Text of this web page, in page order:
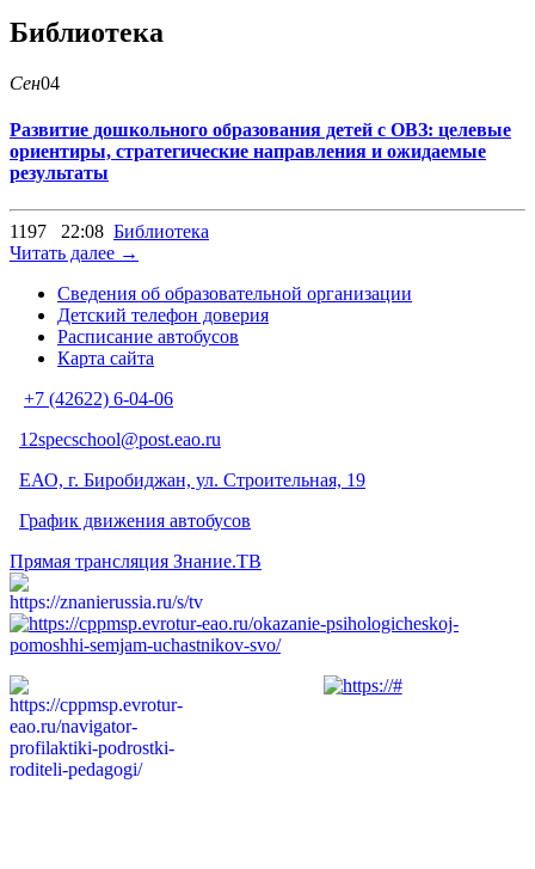
Библиотека
Сен04
Развитие дошкольного образования детей с ОВЗ: целевые
ориентиры, стратегические направления и ожидаемые
результаты
1197 22:08 Библиотека
Читать далее →
Сведения об образовательной организации
Детский телефон доверия
Расписание автобусов
Карта сайта
+7 (42622) 6-04-06
12specschool@post.eao.ru
ЕАО, г. Биробиджан, ул. Строительная, 19
График движения автобусов
Прямая трансляция Знание.ТВ